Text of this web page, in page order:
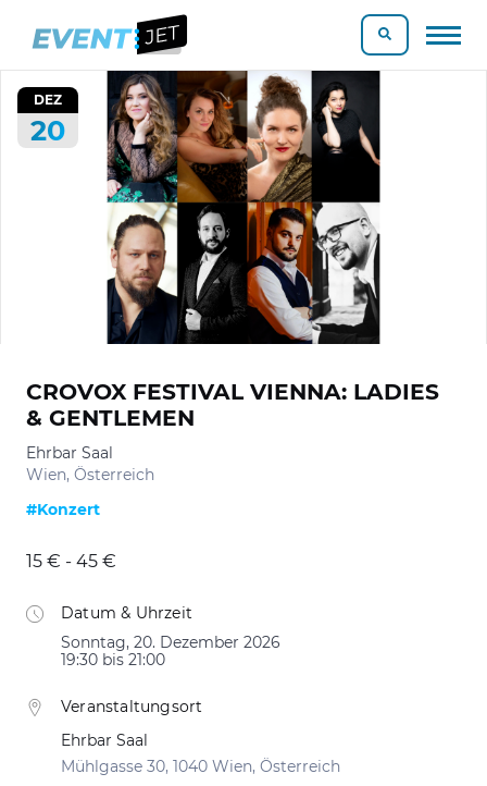
DEZ
20
CROVOX FESTIVAL VIENNA: LADIES
& GENTLEMEN
Ehrbar Saal
Wien, Österreich
#Konzert
15 € - 45 €
Datum & Uhrzeit
Sonntag, 20. Dezember 2026
19:30 bis 21:00
Veranstaltungsort
Ehrbar Saal
Mühlgasse 30, 1040 Wien, Österreich